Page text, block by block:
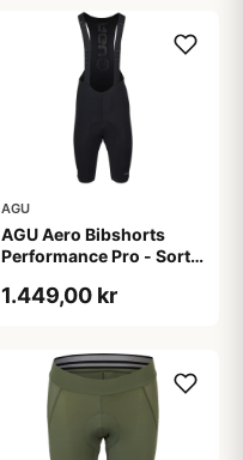
AGU
AGU Aero Bibshorts
Performance Pro - Sort -
1.449,00 kr